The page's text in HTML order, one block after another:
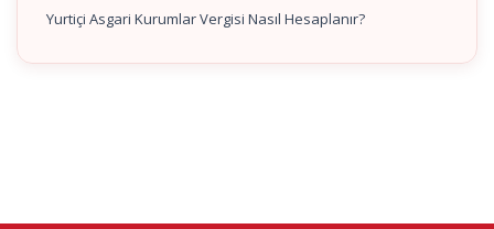
Yurtiçi Asgari Kurumlar Vergisi Nasıl Hesaplanır?